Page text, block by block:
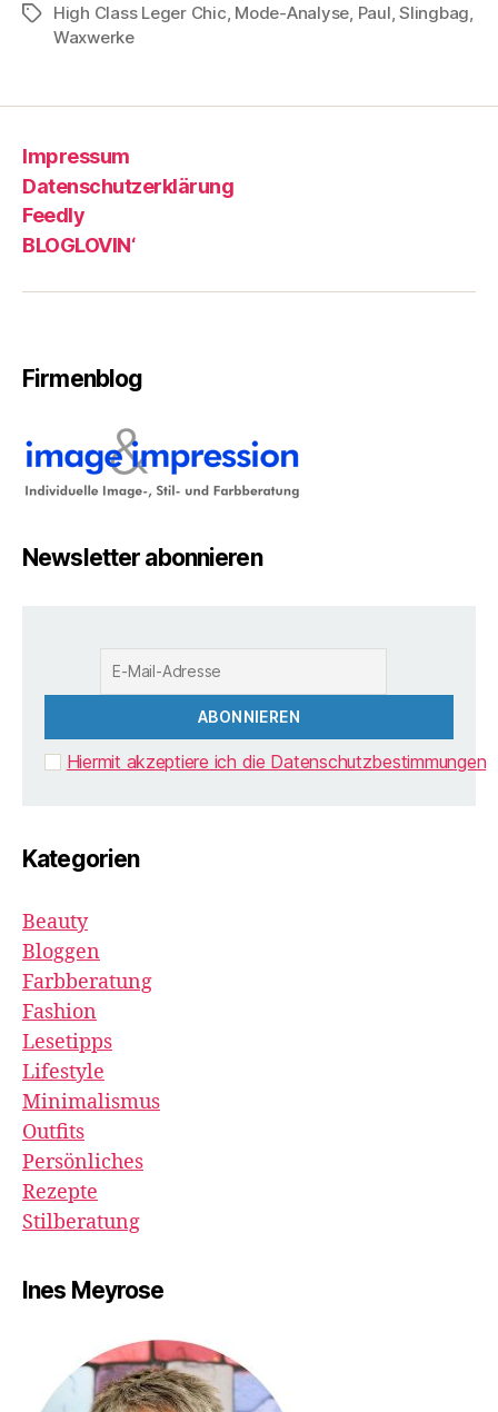
Schlagwörter
High Class Leger Chic Mode-Analyse Paul ,Slingbag
Waxwerke
Impressum
Datenschutzerklärung
Feedly
BLOGLOVIN‘
Firmenblog
Newsletter abonnieren
Hiermit akzeptiere ich die Datenschutzbestimmungen
Kategorien
Beauty
Bloggen
Farbberatung
Fashion
Lesetipps
Lifestyle
Minimalismus
Outfits
Persönliches
Rezepte
Stilberatung
Ines Meyrose